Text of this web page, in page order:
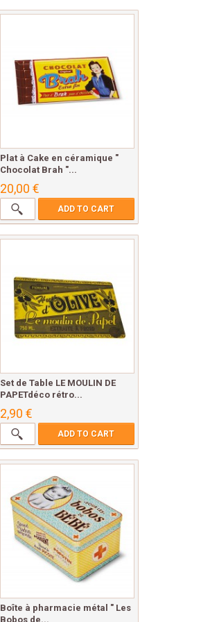
Plat à Cake en céramique "
Chocolat Brah "...
20,00 €
ADD TO CART
Set de Table LE MOULIN DE
PAPETdéco rétro...
2,90 €
ADD TO CART
Boîte à pharmacie métal " Les
Bobos de...